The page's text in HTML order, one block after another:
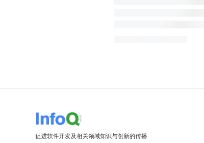
促进软件开发及相关领域知识与创新的传播